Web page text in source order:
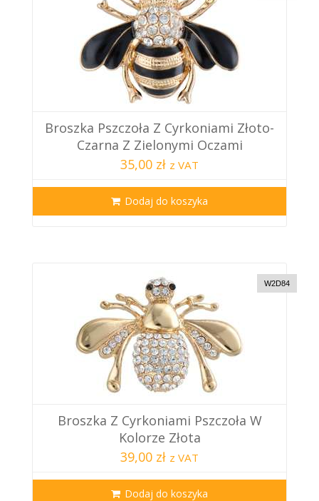
Broszka Pszczoła Z Cyrkoniami Złoto-
Czarna Z Zielonymi Oczami
35,00 zł z VAT
Dodaj do koszyka
W2D84
Broszka Z Cyrkoniami Pszczoła W
Kolorze Złota
39,00 zł z VAT
Dodaj do koszyka